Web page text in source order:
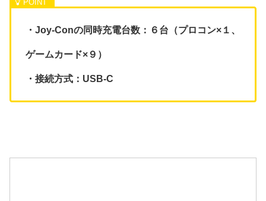
・Joy-Conの同時充電台数：６台（プロコン×１、
ゲームカード×９）
・接続方式：USB-C